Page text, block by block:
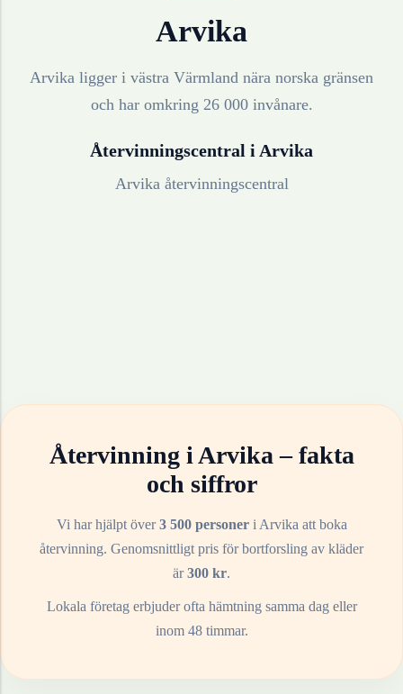
Arvika
Arvika ligger i västra Värmland nära norska gränsen
och har omkring 26 000 invånare.
Återvinningscentral i Arvika
Arvika återvinningscentral
Återvinning iArvika– fakta
och siffror
Vi har hjälpt över3 500 personeri Arvika att boka
återvinning. Genomsnittligt pris för bortforsling av kläder
är300 kr.
Lokala företag erbjuder ofta hämtning samma dag eller
inom 48 timmar.